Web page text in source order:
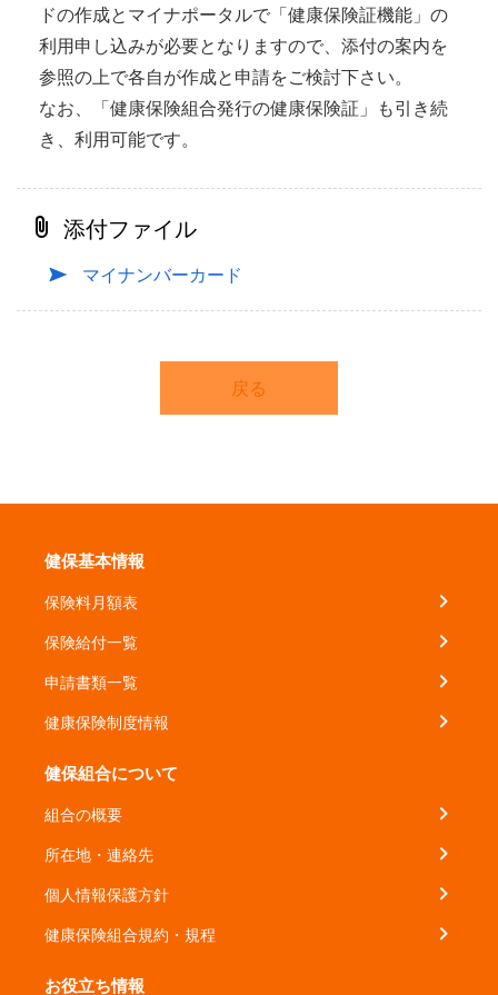
ドの作成とマイナポータルで「健康保険証機能」の
利用申し込みが必要となりますので、添付の案内を
参照の上で各自が作成と申請をご検討下さい。
なお、「健康保険組合発行の健康保険証」も引き続
き、利用可能です。
添付ファイル
マイナンバーカード
戻る
健保基本情報
保険料月額表
保険給付一覧
申請書類一覧
健康保険制度情報
健保組合について
組合の概要
所在地・連絡先
個人情報保護方針
健康保険組合規約・規程
お役立ち情報